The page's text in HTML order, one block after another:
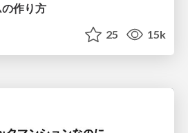
作り方
25 15k